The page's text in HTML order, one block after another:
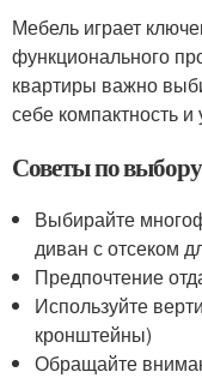
Мебель играет
функционального
квартиры важно
себе компактность и
Советы по
Выбирайте
диван с отсеком
Предпочтение
Используйте
кронштейны)
Обращайте